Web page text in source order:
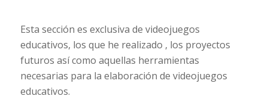
Esta sección es exclusiva de videojuegos
educativos, los que he realizado , los proyectos
futuros así como aquellas herramientas
necesarias para la elaboración de videojuegos
educativos.